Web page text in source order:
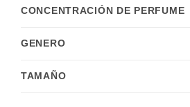
CONCENTRACIÓN DE PERFUME
GENERO
TAMAÑO